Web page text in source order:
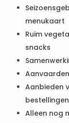
menukaart
Ruim
snacks
Aanbieden
Alleen nog